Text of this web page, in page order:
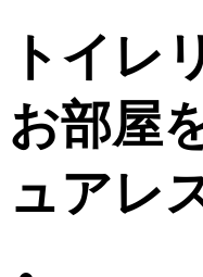
トイレ
お部屋
ュアレ